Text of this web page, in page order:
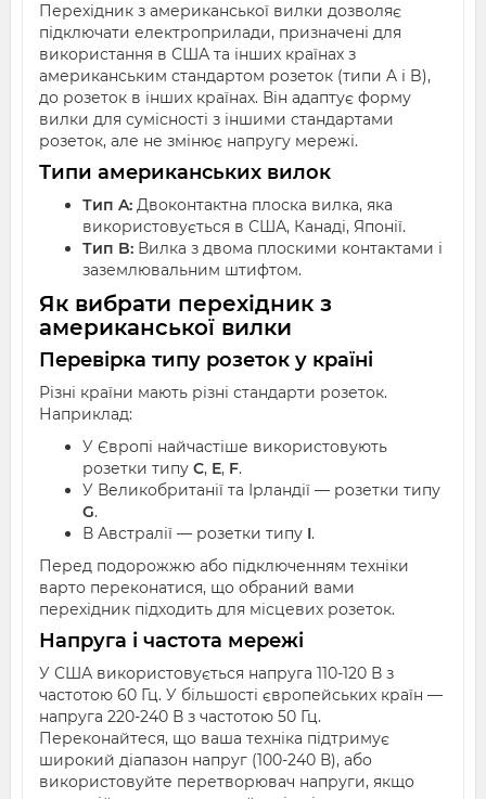
Перехідник з американської вилки дозволяє
підключати електроприлади, призначені для
використання в США та інших країнах з
американським стандартом розеток (типи A і B),
до розеток в інших країнах. Він адаптує форму
вилки для сумісності з іншими стандартами
розеток, але не змінює напругу мережі.
Типи американських вилок
Тип A: Двоконтактна плоска вилка, яка
використовується в США, Канаді, Японії.
Тип B: Вилка з двома плоскими контактами і
заземлювальним штифтом.
Як вибрати перехідник з
американської вилки
Перевірка типу розеток у країні
Різні країни мають різні стандарти розеток.
Наприклад:
У Європі найчастіше використовують
розетки типу C, E, F.
У Великобританії та Ірландії — розетки типу
G.
В Австралії — розетки типу I.
Перед подорожжю або підключенням техніки
варто переконатися, що обраний вами
перехідник підходить для місцевих розеток.
Напруга і частота мережі
У США використовується напруга 110-120 В з
частотою 60 Гц. У більшості європейських країн —
напруга 220-240 В з частотою 50 Гц.
Переконайтеся, що ваша техніка підтримує
широкий діапазон напруг (100-240 В), або
використовуйте перетворювач напруги, якщо